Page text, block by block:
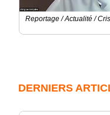
Reportage / Actualité /
DERNIERS